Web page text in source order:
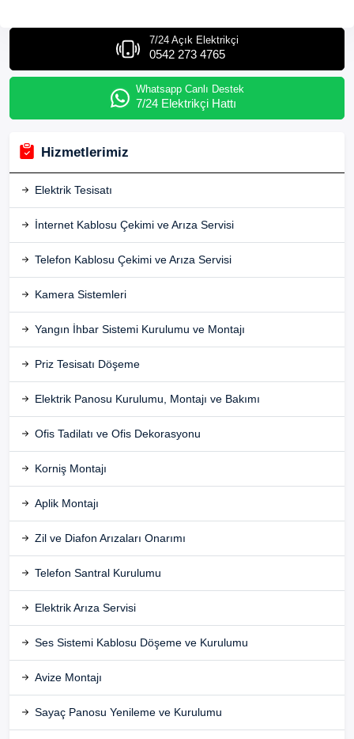
7/24 Açık Elektrikçi
0542 273 4765
Whatsapp Canlı Destek
7/24 Elektrikçi Hattı
Hizmetlerimiz
Elektrik Tesisatı
İnternet Kablosu Çekimi ve Arıza Servisi
Telefon Kablosu Çekimi ve Arıza Servisi
Kamera Sistemleri
Yangın İhbar Sistemi Kurulumu ve Montajı
Priz Tesisatı Döşeme
Elektrik Panosu Kurulumu, Montajı ve Bakımı
Ofis Tadilatı ve Ofis Dekorasyonu
Korniş Montajı
Aplik Montajı
Zil ve Diafon Arızaları Onarımı
Telefon Santral Kurulumu
Elektrik Arıza Servisi
Ses Sistemi Kablosu Döşeme ve Kurulumu
Avize Montajı
Sayaç Panosu Yenileme ve Kurulumu